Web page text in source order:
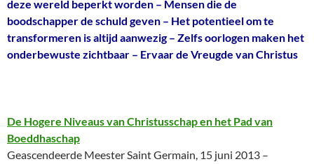
deze wereld beperkt worden – Mensen die de
boodschapper de schuld geven – Het potentieel om te
transformeren is altijd aanwezig – Zelfs oorlogen maken het
onderbewuste zichtbaar – Ervaar de Vreugde van Christus
De Hogere Niveaus van Christusschap en het Pad van
Boeddhaschap
Geascendeerde Meester Saint Germain, 15 juni 2013 –